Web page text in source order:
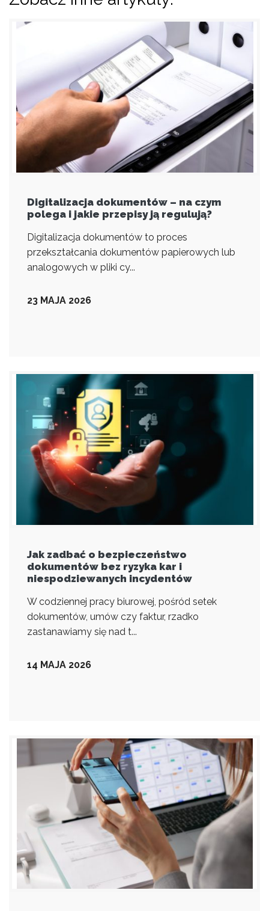
Digitalizacja dokumentów – na czym
polega i jakie przepisy ją regulują?
Digitalizacja dokumentów to proces
przekształcania dokumentów papierowych lub
analogowych w pliki cy...
23 MAJA 2026
Jak zadbać o bezpieczeństwo
dokumentów bez ryzyka kar i
niespodziewanych incydentów
W codziennej pracy biurowej, pośród setek
dokumentów, umów czy faktur, rzadko
zastanawiamy się nad t...
14 MAJA 2026